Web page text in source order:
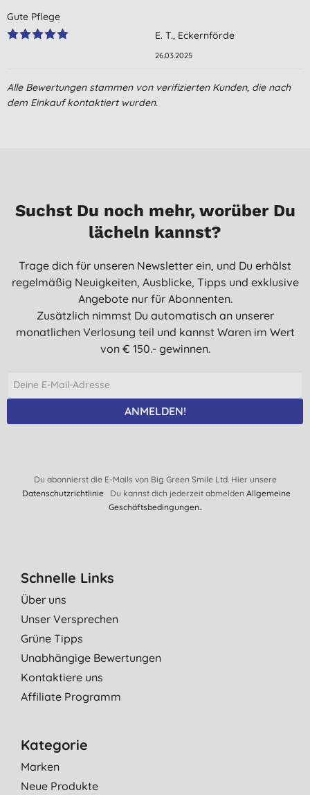
Gute Pflege
E. T., Eckernförde
26.03.2025
Alle Bewertungen stammen von verifizierten Kunden, die nach
dem Einkauf kontaktiert wurden.
Suchst Du noch mehr, worüber Du
lächeln kannst?
Trage dich für unseren Newsletter ein, und Du erhälst
regelmäßig Neuigkeiten, Ausblicke, Tipps und exklusive
Angebote nur für Abonnenten.
Zusätzlich nimmst Du automatisch an unserer
monatlichen Verlosung teil und kannst Waren im Wert
von € 150.- gewinnen.
ANMELDEN!
Du abonnierst die E-Mails von Big Green Smile Ltd. Hier unsere
DatenschutzrichtlinieDu kannst dich jederzeit abmelden Allgemeine
Geschäftsbedingungen..
Schnelle Links
Über uns
Unser Versprechen
Grüne Tipps
Unabhängige Bewertungen
Kontaktiere uns
Affiliate Programm
Kategorie
Marken
Neue Produkte